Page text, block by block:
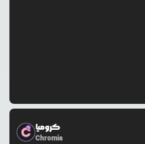
کرومیا
Chromia